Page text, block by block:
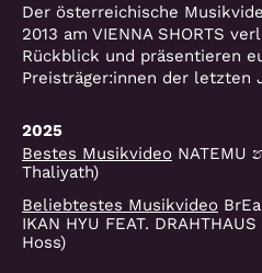
Der österreichische
2013 am VIENNA SHORTS
Rückblick und präsentieren
Preisträger:innen der letzten
2025
Bestes Musikvideo NATEMU
Thaliyath)
Beliebtestes Musikvideo
IKAN HYU FEAT.
Hoss)